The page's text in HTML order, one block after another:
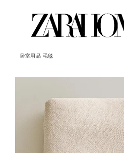
卧室用品 毛毯
图片已更改为 1 / 5